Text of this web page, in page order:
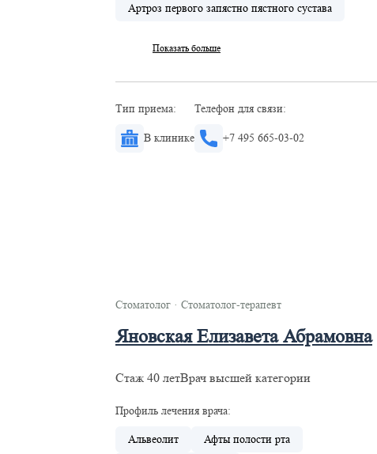
Артроз первого запястно пястного сустава
Показать больше
Тип приема:
В клинике
Телефон для связи:
+7 495 665-03-02
Стоматолог · Стоматолог-терапевт
Яновская Елизавета Абрамовна
Стаж 40 летВрач высшей категории
Профиль лечения врача:
Альвеолит Афты полости рта